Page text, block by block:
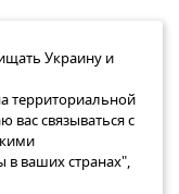
Украину и
территориальной
связываться с
в ваших странах",